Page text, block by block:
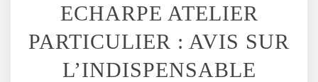
ECHARPE ATELIER
PARTICULIER : AVIS SUR
L’INDISPENSABLE